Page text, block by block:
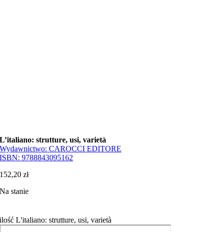
L’italiano: strutture, usi, varietà
Wydawnictwo:CAROCCI EDITORE
ISBN:9788843095162
152,20zł
Na stanie
ilość L'italiano: strutture, usi, varietà